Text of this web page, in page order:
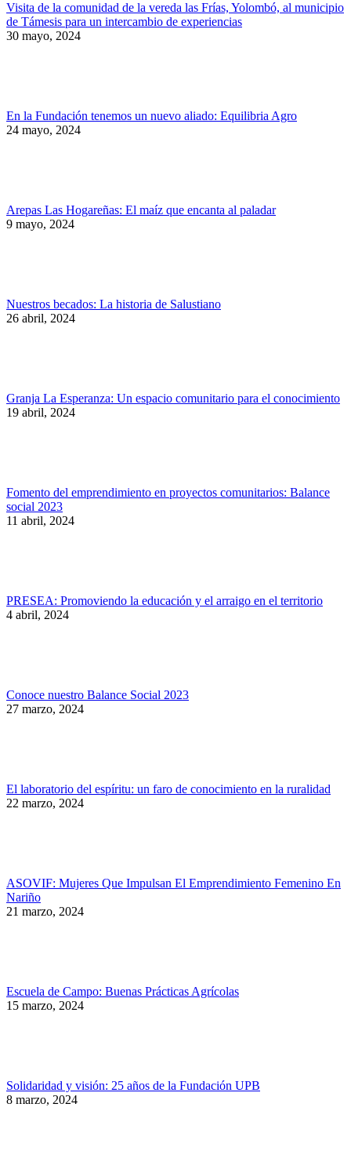
Visita de la comunidad de la vereda las Frías, Yolombó, al municipio
de Támesis para un intercambio de experiencias
30 mayo, 2024
En la Fundación tenemos un nuevo aliado: Equilibria Agro
24 mayo, 2024
Arepas Las Hogareñas: El maíz que encanta al paladar
9 mayo, 2024
Nuestros becados: La historia de Salustiano
26 abril, 2024
Granja La Esperanza: Un espacio comunitario para el conocimiento
19 abril, 2024
Fomento del emprendimiento en proyectos comunitarios: Balance
social 2023
11 abril, 2024
PRESEA: Promoviendo la educación y el arraigo en el territorio
4 abril, 2024
Conoce nuestro Balance Social 2023
27 marzo, 2024
El laboratorio del espíritu: un faro de conocimiento en la ruralidad
22 marzo, 2024
ASOVIF: Mujeres Que Impulsan El Emprendimiento Femenino En
Nariño
21 marzo, 2024
Escuela de Campo: Buenas Prácticas Agrícolas
15 marzo, 2024
Solidaridad y visión: 25 años de la Fundación UPB
8 marzo, 2024